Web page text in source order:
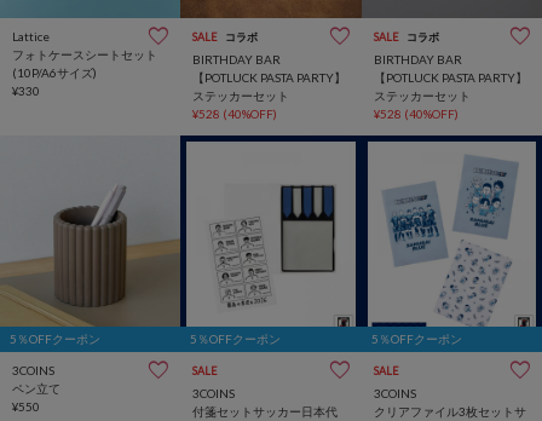
Lattice
フォトケースシートセット
(10P/A6サイズ)
¥330
SALE コラボ
BIRTHDAY BAR
【POTLUCK PASTA PARTY】
ステッカーセット
¥528 (40%OFF)
SALE コラボ
BIRTHDAY BAR
【POTLUCK PASTA PARTY】
ステッカーセット
¥528 (40%OFF)
5％OFFクーポン
3COINS
ペン立て
¥550
5％OFFクーポン
SALE
3COINS
付箋セットサッカー日本代
5％OFFクーポン
SALE
3COINS
クリアファイル3枚セットサ